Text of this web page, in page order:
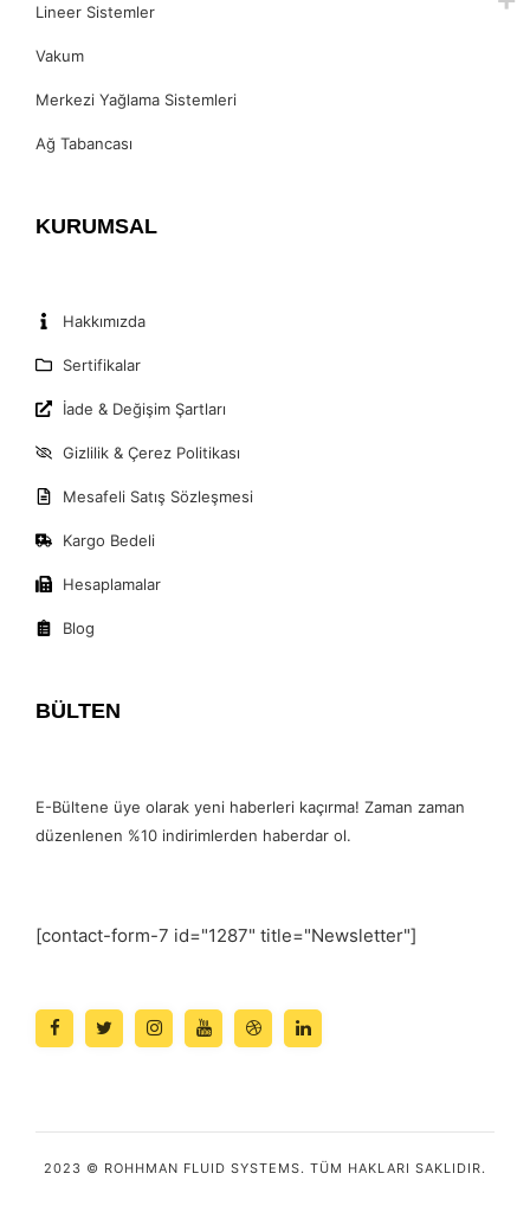
Lineer Sistemler
Vakum
Merkezi Yağlama Sistemleri
Ağ Tabancası
KURUMSAL
Hakkımızda
Sertifikalar
İade & Değişim Şartları
Gizlilik & Çerez Politikası
Mesafeli Satış Sözleşmesi
Kargo Bedeli
Hesaplamalar
Blog
BÜLTEN
E-Bültene üye olarak yeni haberleri kaçırma! Zaman zaman
düzenlenen %10 indirimlerden haberdar ol.
[contact-form-7 id="1287" title="Newsletter"]
2023 © ROHHMAN FLUID SYSTEMS. TÜM HAKLARI SAKLIDIR.